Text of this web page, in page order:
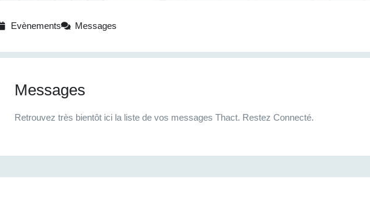
Evènements Messages
Messages
Retrouvez très bientôt ici la liste de vos messages Thact. Restez Connecté.